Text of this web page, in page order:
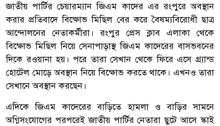
জাতীয় পার্টির চেয়ারম্যান জিএম কাদের এর রংপুরে অবস্থান
করার প্রতিবাদে বিক্ষোভ মিছিল বের করে বৈষম্যবিরোধী ছাত্র
আন্দোলনের নেতাকর্মীরা। রংপুর প্রেস ক্লাব এলাকা থেকে
বিক্ষোভ মিছিল নিয়ে সেনাপাড়াস্থ জিএম কাদেরের বাসভবনের
দিকে রওয়ানা হয়। পরে তারা সেখান থেকে ফিরে এসে গ্র্যান্ড
হোটেল মোড়ে অবস্থান নিয়ে বিক্ষোভ করতে থাকে। এখনও তারা
সেখানে অবস্থান করছেন।
এদিকে জিএম কাদেরের বাড়িতে হামলা ও বাড়ির সামনে
অগ্নিসংযোগের পরপরেই জাতীয় পার্টির নেতারা ছুটে আসে স্কাই